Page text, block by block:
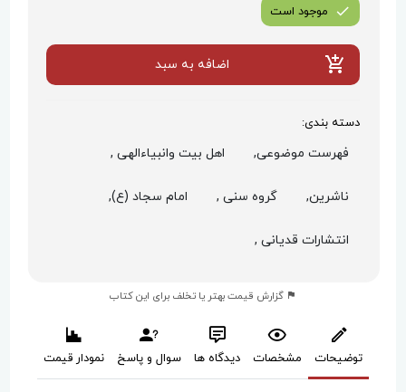
موجود است
اضافه به سبد
دسته بندی:
فهرست موضوعی, اهل بیت وانبیاءالهی ,
ناشرین, گروه سنی , امام سجاد (ع),
انتشارات قدیانی ,
گزارش قیمت بهتر یا تخلف برای این کتاب
توضیحات مشخصات دیدگاه ها سوال و پاسخ نمودار قیمت